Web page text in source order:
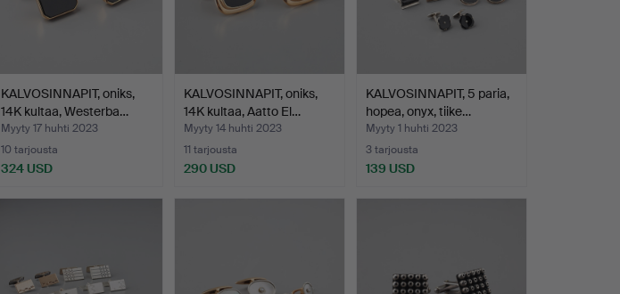
KALVOSINNAPIT, oniks,
14K kultaa, Westerba…
Myyty 17 huhti 2023
10 tarjousta
324 USD
KALVOSINNAPIT, oniks,
14K kultaa, Aatto El…
Myyty 14 huhti 2023
11 tarjousta
290 USD
KALVOSINNAPIT, 5 paria,
hopea, onyx, tiike…
Myyty 1 huhti 2023
3 tarjousta
139 USD